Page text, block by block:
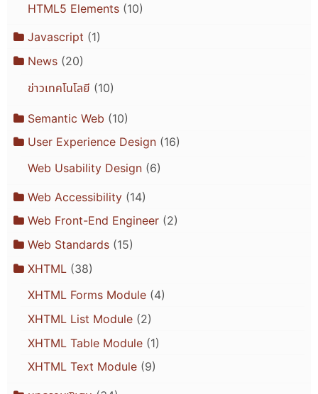
HTML5 Elements(10)
Javascript (1)
News(20)
ข่าวเทคโนโลยี (10)
Semantic Web (10)
User Experience Design(16)
Web Usability Design(6)
Web Accessibility(14)
Web Front-End Engineer(2)
Web Standards(15)
XHTML (38)
XHTML Forms Module(4)
XHTML List Module(2)
XHTML Table Module(1)
XHTML Text Module(9)